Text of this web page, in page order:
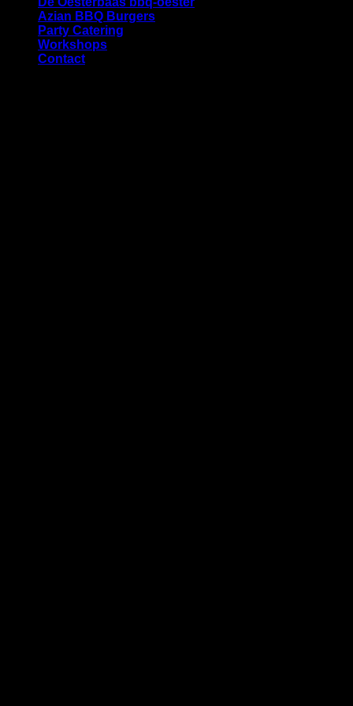
Azian BBQ Burgers
Party Catering
Workshops
Contact